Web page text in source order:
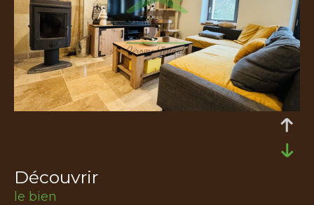
découvrir
le bien